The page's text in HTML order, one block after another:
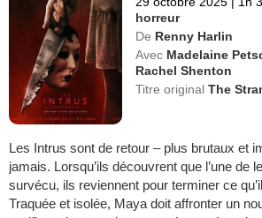
horreur
De Renny Harlin
Avec Madelaine
Rachel Shenton
Titre originalThe
Les Intrus sont de retour – plus brutaux et
jamais. Lorsqu’ils découvrent que l’une de
survécu, ils reviennent pour terminer ce
Traquée et isolée, Maya doit affronter un